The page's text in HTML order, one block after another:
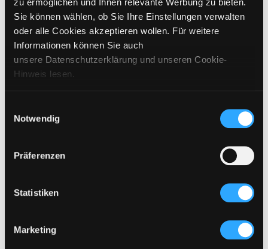
Sie können wählen, ob Sie Ihre Einstellungen verwalten
oder alle Cookies akzeptieren wollen. Für weitere
Informationen können Sie auch
unsere Datenschutzerklärung und unseren Cookie-
Hinweis lesen.
Notwendig
Präferenzen
Statistiken
Marketing
PLEASE CHOOSE A SIZE
ADD TO CART
SIZING
CARE INSTRUCTIONS